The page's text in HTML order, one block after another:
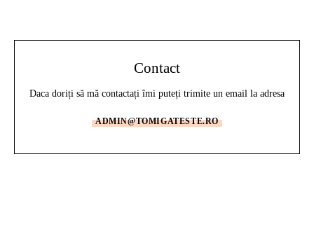
Contact
Daca doriți să mă contactați îmi puteți trimite un email la adresa
ADMIN@TOMIGATESTE.RO